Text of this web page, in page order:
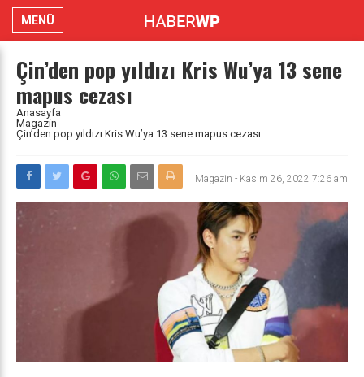
MENÜ
Çin’den pop yıldızı Kris Wu’ya 13 sene
mapus cezası
Anasayfa
Magazin
Çin’den pop yıldızı Kris Wu’ya 13 sene mapus cezası
Magazin - Kasım 26, 2022 7:26 am